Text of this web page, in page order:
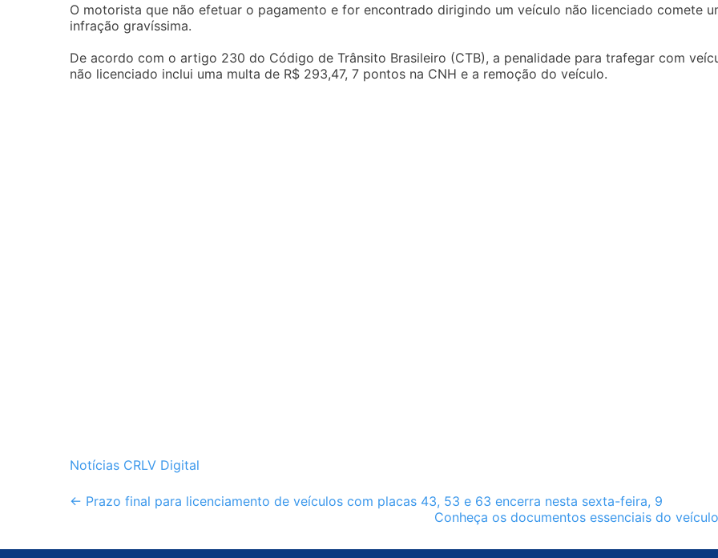
O motorista que não efetuar o pagamento e for encontrado dirigindo um veículo não licenciado comete
infração gravíssima.
De acordo com o artigo 230 do Código de Trânsito Brasileiro (CTB), a penalidade para trafegar com
não licenciado inclui uma multa de R$ 293,47, 7 pontos na CNH e a remoção do veículo.
Notícias CRLV Digital
Post
← Prazo final para licenciamento de veículos com placas 43, 53 e 63 encerra nesta sexta-feira, 9
Conheça os documentos essenciais do veículo